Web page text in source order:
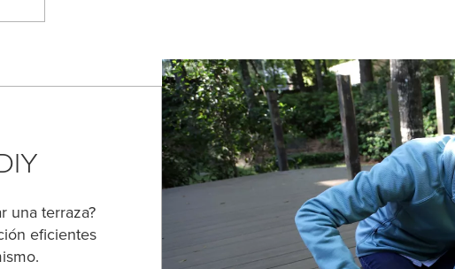
una terraza?
eficientes